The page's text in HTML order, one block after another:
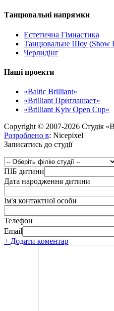
Танцювальні напрямки
Естетична Гімнастика
Танцювальне Шоу (Show
Черлидінг
Наші проекти
«Baltic Brilliant»
«Brilliant Приглашает»
«Brilliant Kyiv Open Cup»
Copyright © 2007-2026 Студія
Розроблено в: Nicepixel
Записатись до студії
ПІБ дитини
Дата народження дитини
Ім'я контактної особи
Телефон
Email
+ Додати коментар